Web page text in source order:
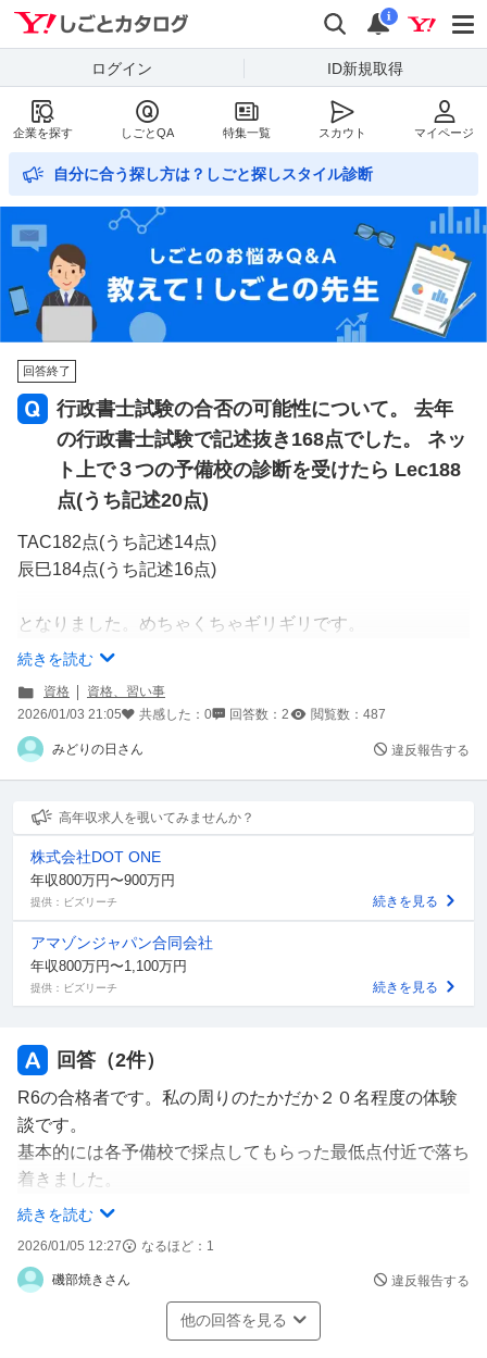
Yahoo!しごとカタログ
検索
通知
i
ログイン ID新規取得
企業を探す しごとQA 特集一覧 スカウト マイページ
自分に合う探し方は？しごと探しスタイル診断
回答終了
行政書士試験の合否の可能性について。 去年
の行政書士試験で記述抜き168点でした。 ネッ
ト上で３つの予備校の診断を受けたら Lec188
点(うち記述20点)
TAC182点(うち記述14点)
辰巳184点(うち記述16点)
となりました。めちゃくちゃギリギリです。
でも3校ともかろうじて合格点には達しています。
予備校の診断に反して合格だった、不合格だった方は多い
ですか？ 予備校さんはあくまで予測で記述に点を付けて
いるのは、理性では分かっているんですが、やっぱり気に
なってしまい胃が痛いです。みなさんの経験や、聞いた
話、試験の性質、予備校の考えなどから答えていただける
と助かります。
続きを読む
資格
資格、習い事
2026/01/03 21:05
共感した： 0 回答数： 2 閲覧数： 487
みどりの日さん 違反報告する
高年収求人を覗いてみませんか？
株式会社DOT ONE
年収800万円〜900万円
提供：ビズリーチ 続きを見る
アマゾンジャパン合同会社
年収800万円〜1,100万円
提供：ビズリーチ 続きを見る
回答（2件）
R6の合格者です。私の周りのたかだか２０名程度の体験
談です。
基本的には各予備校で採点してもらった最低点付近で落ち
着きました。
基本的に最低点の+--4～-4点くらいで落ち着きます。
答えと、予備校に提出した答えが同じとは限らないので。
続きを読む
2026/01/05 12:27 なるほど： 1
磯部焼きさん 違反報告する
他の回答を見る